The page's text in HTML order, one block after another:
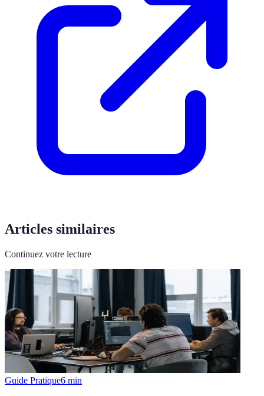
Articles similaires
Continuez votre lecture
Guide Pratique6 min